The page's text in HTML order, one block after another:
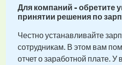
Для компаний - обретите
принятии решения по
Честно устанавливайте
сотрудникам. В этом вам
отчет о заработной плате. У